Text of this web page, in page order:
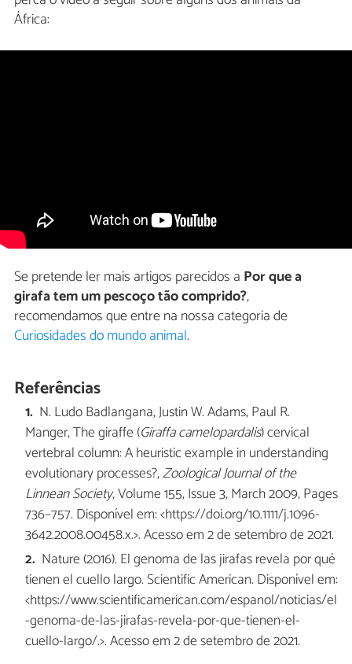
África:
Se pretende ler mais artigos parecidos a Por que a
girafa tem um pescoço tão comprido?,
recomendamos que entre na nossa categoria de
Curiosidades do mundo animal.
Referências
N. Ludo Badlangana, Justin W. Adams, Paul R.
Manger, The giraffe (Giraffa camelopardalis) cervical
vertebral column: A heuristic example in understanding
evolutionary processes?,Zoological Journal of the
Linnean Society, Volume 155, Issue 3, March 2009, Pages
736–757. Disponível em: <https://doi.org/10.1111/j.1096-
3642.2008.00458.x.>. Acesso em 2 de setembro de 2021.
Nature (2016). El genoma de las jirafas revela por qué
tienen el cuello largo. Scientific American. Disponível em:
<https://www.scientificamerican.com/espanol/noticias/el
-genoma-de-las-jirafas-revela-por-que-tienen-el-
cuello-largo/.>. Acesso em 2 de setembro de 2021.